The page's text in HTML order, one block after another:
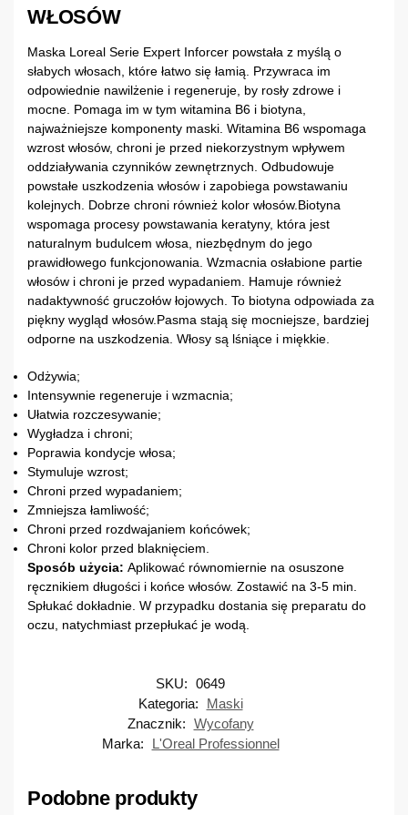
WŁOSÓW
Maska Loreal Serie Expert Inforcer powstała z myślą o
słabych włosach, które łatwo się łamią. Przywraca im
odpowiednie nawilżenie i regeneruje, by rosły zdrowe i
mocne. Pomaga im w tym witamina B6 i biotyna,
najważniejsze komponenty maski. Witamina B6 wspomaga
wzrost włosów, chroni je przed niekorzystnym wpływem
oddziaływania czynników zewnętrznych. Odbudowuje
powstałe uszkodzenia włosów i zapobiega powstawaniu
kolejnych. Dobrze chroni również kolor włosów.Biotyna
wspomaga procesy powstawania keratyny, która jest
naturalnym budulcem włosa, niezbędnym do jego
prawidłowego funkcjonowania. Wzmacnia osłabione partie
włosów i chroni je przed wypadaniem. Hamuje również
nadaktywność gruczołów łojowych. To biotyna odpowiada za
piękny wygląd włosów.Pasma stają się mocniejsze, bardziej
odporne na uszkodzenia. Włosy są lśniące i miękkie.
Odżywia;
Intensywnie regeneruje i wzmacnia;
Ułatwia rozczesywanie;
Wygładza i chroni;
Poprawia kondycje włosa;
Stymuluje wzrost;
Chroni przed wypadaniem;
Zmniejsza łamliwość;
Chroni przed rozdwajaniem końcówek;
Chroni kolor przed blaknięciem.
Sposób użycia: Aplikować równomiernie na osuszone
ręcznikiem długości i końce włosów. Zostawić na 3-5 min.
Spłukać dokładnie. W przypadku dostania się preparatu do
oczu, natychmiast przepłukać je wodą.
SKU: 0649
Kategoria:
Maski
Znacznik: Wycofany
Marka:
L'Oreal Professionnel
Podobne produkty